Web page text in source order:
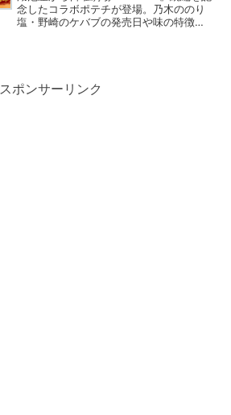
まとめ
念したコラボポテチが登場。乃木ののり
塩・野崎のケバブの発売日や味の特徴、
スポンサーリンク